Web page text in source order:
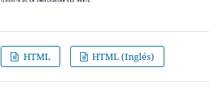
HTML HTML (Inglés)